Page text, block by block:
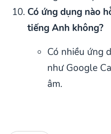
Có ứng dụng nào
tiếng Anh không?
Có nhiều ứng
như Google
âm.